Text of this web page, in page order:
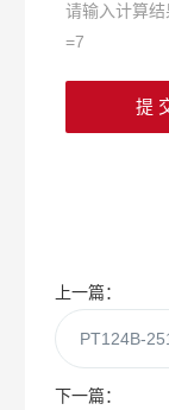
请输入计算
=7
上一篇：
PT124B-
下一篇：